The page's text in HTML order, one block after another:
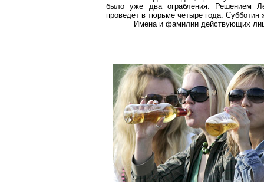
было уже два ограбления. Решением
проведет в тюрьме четыре года.
Имена и фамилии действующих